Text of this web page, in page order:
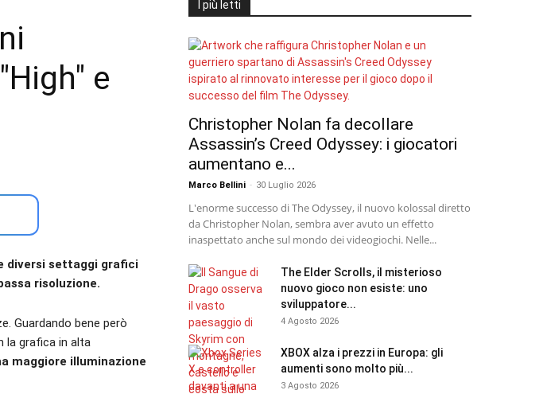
e
diversi settaggi grafici
risoluzione.
Guardando bene però
la grafica in alta
maggiore illuminazione
I più letti
Christopher Nolan fa decollare
Assassin’s Creed Odyssey: i giocatori
aumentano e...
Marco Bellini - 30 Luglio 2026
L'enorme successo di The Odyssey, il nuovo kolossal diretto
da Christopher Nolan, sembra aver avuto un effetto
inaspettato anche sul mondo dei videogiochi. Nelle...
The Elder Scrolls, il misterioso
nuovo gioco non esiste: uno
sviluppatore...
4 Agosto 2026
XBOX alza i prezzi in Europa: gli
aumenti sono molto più...
3 Agosto 2026